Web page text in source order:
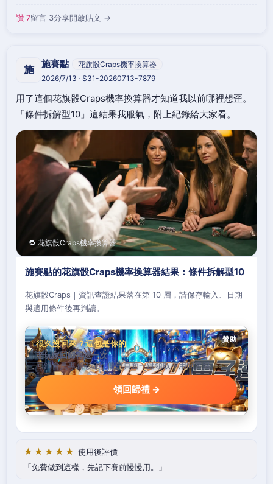
讚 7留言 3分享開啟貼文 →
施 施賽點
花旗骰Craps機率換算器
2026/7/13 · S31-20260713-7879
用了這個花旗骰Craps機率換算器才知道我以前哪裡想歪。
「條件拆解型10」這結果我服氣，附上紀錄給大家看。
🔁 花旗骰Craps機率換算器
施賽點的花旗骰Craps機率換算器結果：條件拆解型10
花旗骰Craps｜資訊查證結果落在第 10 層，請保存輸入、日期
與適用條件後再判讀。
贊助
很久沒回來？這包是你的
老玩家回歸再送一次
回鍋會員專屬彩金，優惠頁面一鍵領取不用問客服。
領回歸禮 →
★★★★★ 使用後評價
免費做到這樣，先記下賽前慢慢用。